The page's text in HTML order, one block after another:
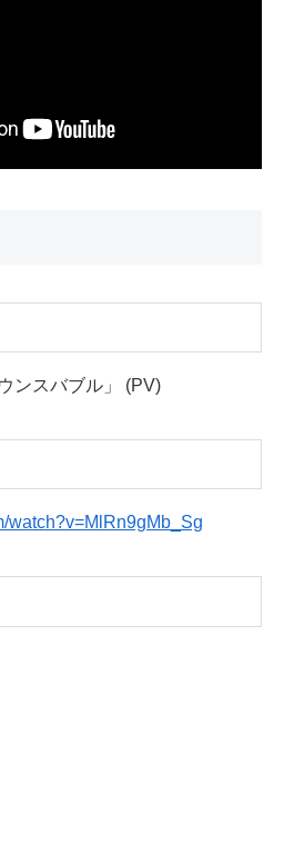
ンスバブル」 (PV)
watch?v=MlRn9gMb_Sg